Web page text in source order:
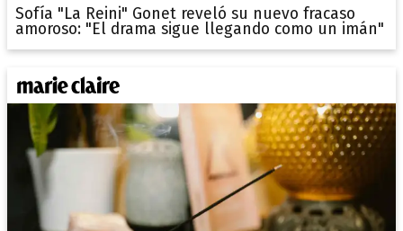
Sofía "La Reini" Gonet reveló su nuevo fracaso
amoroso: "El drama sigue llegando como un imán"